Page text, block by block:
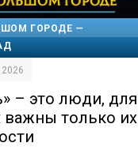
ГОРОДЕ —
– это люди, для
важны только их